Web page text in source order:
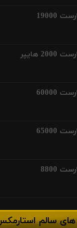
19000
هایپر
60000
65000
8800
های سالم